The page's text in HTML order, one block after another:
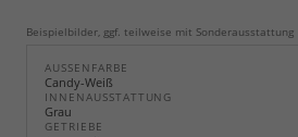
Beispielbilder, ggf. teilweise mit Sonderausstattung
AUSSENFARBE
Candy-Weiß
INNENAUSSTATTUNG
Grau
GETRIEBE